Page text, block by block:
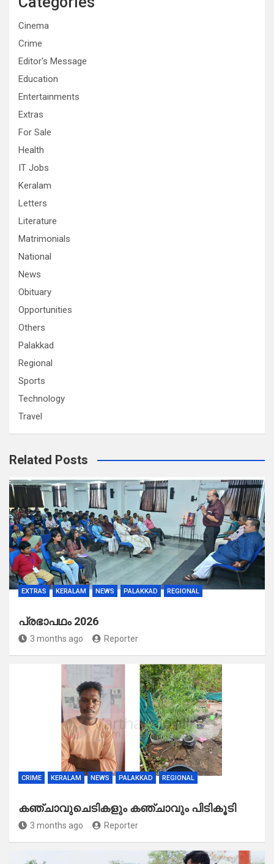
Cinema
Crime
Editor's Message
Education
Entertainments
Extras
For Sale
Health
IT Jobs
Keralam
Letters
Literature
Matrimonials
National
News
Obituary
Opportunities
Others
Palakkad
Regional
Sports
Technology
Travel
Related Posts
EXTRAS KERALAM NEWS PALAKKAD REGIONAL
പ്രഭാപഥം 2026
3 months ago Reporter
CRIME KERALAM NEWS PALAKKAD REGIONAL
കഞ്ചാവുചെടികളും കഞ്ചാവും പിടികൂടി
3 months ago Reporter